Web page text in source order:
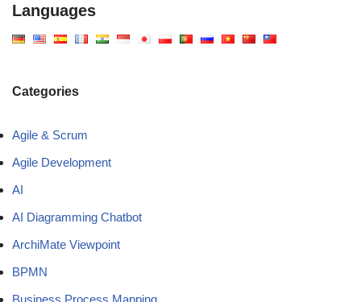
Languages
Categories
Agile & Scrum
Agile Development
AI
AI Diagramming Chatbot
ArchiMate Viewpoint
BPMN
Business Process Mapping